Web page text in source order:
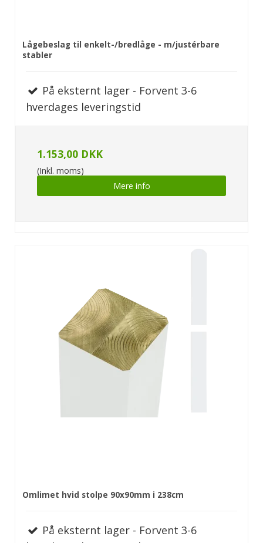
Lågebeslag til enkelt-/bredlåge - m/justérbare
stabler
På eksternt lager - Forvent 3-6
hverdages leveringstid
1.153,00 DKK
(Inkl. moms)
Mere info
Omlimet hvid stolpe 90x90mm i 238cm
På eksternt lager - Forvent 3-6